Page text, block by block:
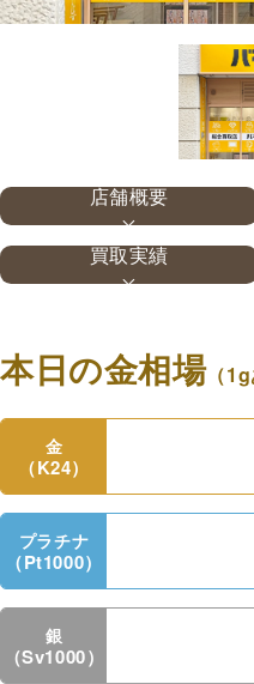
店舗概要
買取実績
本日の金相場（1g
金
（K24）
プラチナ
（Pt1000）
銀
（Sv1000）